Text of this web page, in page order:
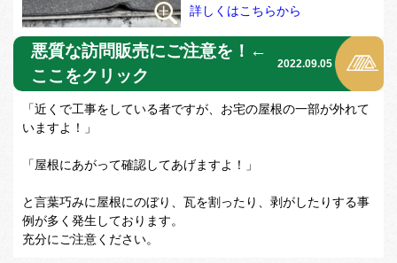
詳しくはこちらから
悪質な訪問販売にご注意を！←
ここをクリック
2022.09.05
「近くで工事をしている者ですが、お宅の屋根の一部が外れて
いますよ！」
「屋根にあがって確認してあげますよ！」
と言葉巧みに屋根にのぼり、瓦を割ったり、剥がしたりする事
例が多く発生しております。
充分にご注意ください。